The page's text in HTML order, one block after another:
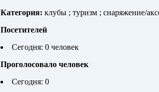
Категория: клубы ; туризм ; снаряжение/
Посетителей
Сегодня: 0 человек
Проголосовало человек
Сегодня: 0